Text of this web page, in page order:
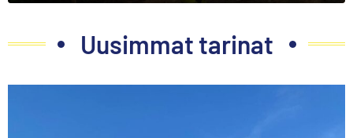
Uusimmat tarinat